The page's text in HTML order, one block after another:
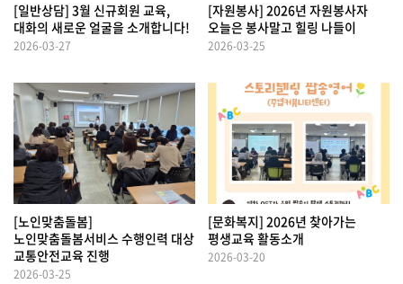
[일반상담] 3월 신규회원 교육,
대화의 새로운 얼굴을 소개합니다!
2026-03-27
[자원봉사] 2026년 자원봉사자
오늘은 봉사말고 힐링 나들이
2026-03-25
[노인맞춤돌봄]
노인맞춤돌봄서비스 수행인력 대상
교통안전교육 진행
2026-03-25
[문화복지] 2026년 찾아가는
평생교육 활동소개
2026-03-20